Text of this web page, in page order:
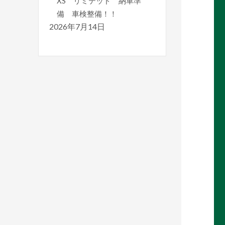
備 車検整備！！
2026年7月14日